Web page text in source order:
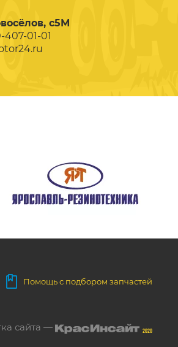
с5М
407-01-01
Помощь с подбором запчастей
сайта — 2020